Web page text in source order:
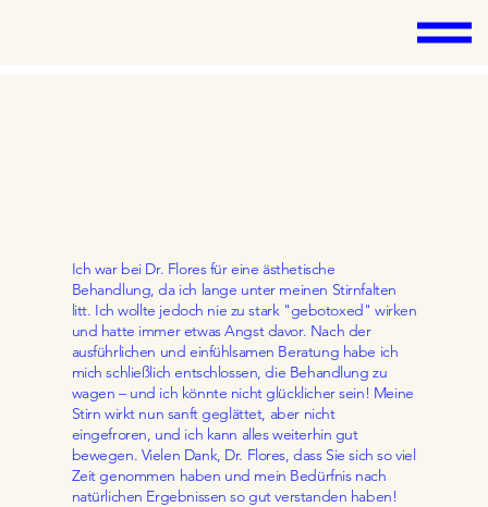
Ich war bei Dr. Flores für eine ästhetische
Behandlung, da ich lange unter meinen Stirnfalten
litt. Ich wollte jedoch nie zu stark "gebotoxed" wirken
und hatte immer etwas Angst davor. Nach der
ausführlichen und einfühlsamen Beratung habe ich
mich schließlich entschlossen, die Behandlung zu
wagen – und ich könnte nicht glücklicher sein! Meine
Stirn wirkt nun sanft geglättet, aber nicht
eingefroren, und ich kann alles weiterhin gut
bewegen. Vielen Dank, Dr. Flores, dass Sie sich so viel
Zeit genommen haben und mein Bedürfnis nach
natürlichen Ergebnissen so gut verstanden haben!